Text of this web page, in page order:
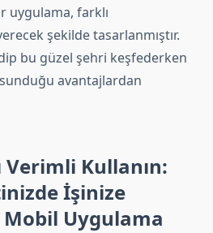
uygulama, farklı
şekilde tasarlanmıştır.
bu güzel şehri keşfederken
avantajlardan
Verimli Kullanın:
İşinize
Uygulama